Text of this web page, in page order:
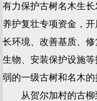
有力保护古树名木生
养护复壮专项资金，
长环境、改善基质、
生物、安装保护设施
弱的一级古树和名木的
从贺尔加村的古柳